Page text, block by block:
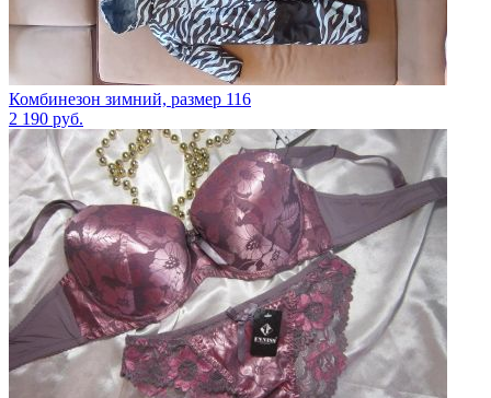
Комбинезон зимний, размер 116
2 190 руб.